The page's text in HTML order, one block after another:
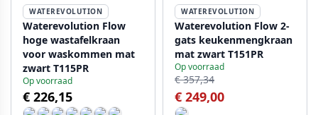
WATEREVOLUTION
Waterevolution Flow
hoge wastafelkraan
voor waskommen mat
zwart T115PR
Op voorraad
€ 226,15
WATEREVOLUTION
Waterevolution Flow 2-
gats keukenmengkraan
mat zwart T151PR
Op voorraad
€ 357,34
€ 249,00